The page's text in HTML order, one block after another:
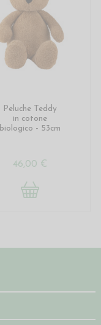
Peluche Teddy
in cotone
biologico - 53cm
46,00 €